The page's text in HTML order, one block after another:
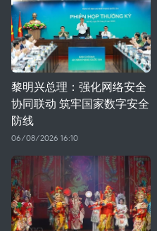
黎明兴总理：强化网络安全
协同联动 筑牢国家数字安全
防线
06/08/2026 16:10